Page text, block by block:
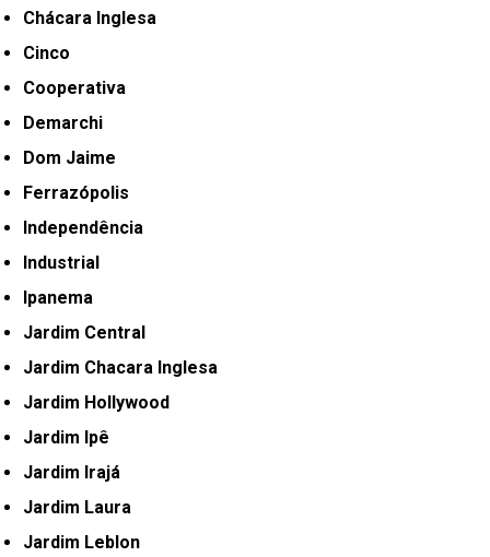
Chácara Inglesa
Cinco
Cooperativa
Demarchi
Dom Jaime
Ferrazópolis
Independência
Industrial
Ipanema
Jardim Central
Jardim Chacara Inglesa
Jardim Hollywood
Jardim Ipê
Jardim Irajá
Jardim Laura
Jardim Leblon